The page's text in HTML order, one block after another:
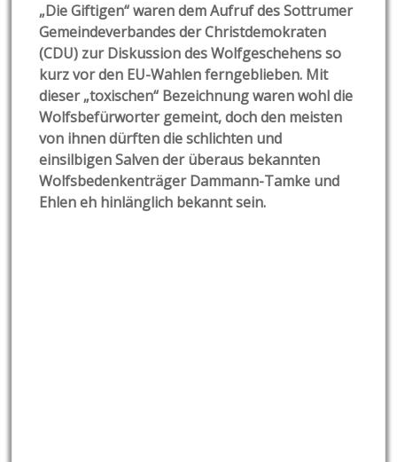
„Die Giftigen“ waren dem Aufruf des Sottrumer
Gemeindeverbandes der Christdemokraten
(CDU) zur Diskussion des Wolfgeschehens so
kurz vor den EU-Wahlen ferngeblieben. Mit
dieser „toxischen“ Bezeichnung waren wohl die
Wolfsbefürworter gemeint, doch den meisten
von ihnen dürften die schlichten und
einsilbigen Salven der überaus bekannten
Wolfsbedenkenträger Dammann-Tamke und
Ehlen eh hinlänglich bekannt sein.